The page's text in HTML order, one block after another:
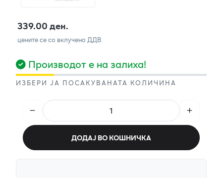
339.00 ден.
цените се со вклучено ДДВ
Производот е на залиха!
ИЗБЕРИ ЈА ПОСАКУВАНАТА КОЛИЧИНА
ДОДАЈ ВО КОШНИЧКА